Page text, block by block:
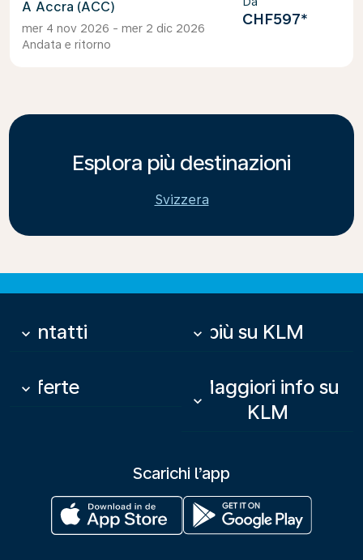
Accra (ACC)
mer 4 nov 2026 - mer 2 dic 2026
Andata e ritorno
CHF597*
Esplora più destinazioni
Svizzera
Contatti
keyboard_arrow_down Di più su KLM
keyboard_arrow_down
Offerte
keyboard_arrow_down
Maggiori info su
KLM
keyboard_arrow_down
Scarichi l’app